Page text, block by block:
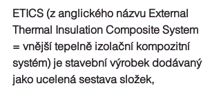
ETICS (z anglického názvu External
Thermal Insulation Composite System
= vnější tepelně izolační kompozitní
systém) je stavební výrobek dodávaný
jako ucelená sestava složek,